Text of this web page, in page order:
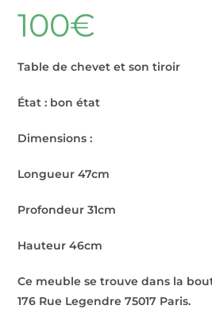
100€
Table de chevet et son tiroir
État : bon état
Dimensions :
Longueur 47cm
Profondeur 31cm
Hauteur 46cm
Ce meuble se trouve dans la
176 Rue Legendre 75017 Paris.